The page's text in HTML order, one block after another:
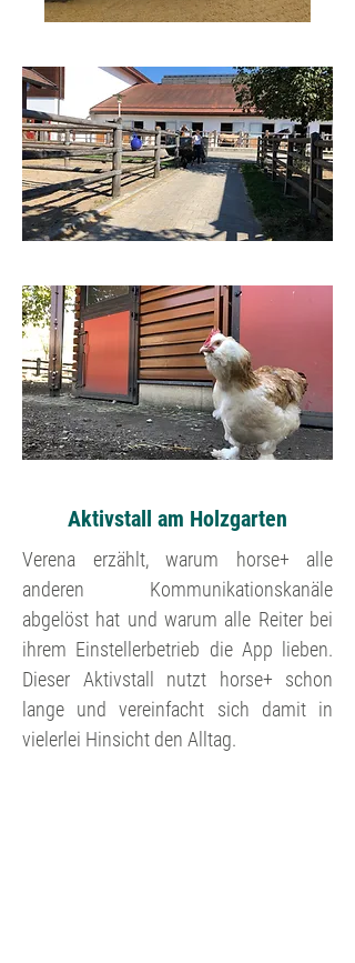
Aktivstall am Holzgarten
Verena erzählt, warum horse+ alle
anderen Kommunikationskanäle
abgelöst hat und warum alle Reiter bei
ihrem Einstellerbetrieb die App lieben.
Dieser Aktivstall nutzt horse+ schon
lange und vereinfacht sich damit in
vielerlei Hinsicht den Alltag.